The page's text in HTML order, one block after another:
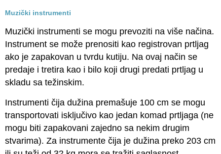
Muzički instrumenti
Muzički instrumenti se mogu prevoziti na više načina.
Instrument se može prenositi kao registrovan prtljag
ako je zapakovan u tvrdu kutiju. Na ovaj način se
predaje i tretira kao i bilo koji drugi predati prtljag u
skladu sa težinskim.
Instrumenti čija dužina premašuje 100 cm se mogu
transportovati isključivo kao jedan komad prtljaga (ne
mogu biti zapakovani zajedno sa nekim drugim
stvarima). Za instrumente čija je dužina preko 203 cm